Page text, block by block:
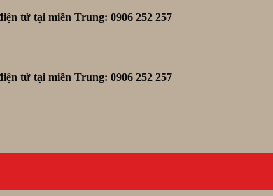
tử tại miền Trung: 0906 252 257
tử tại miền Trung: 0906 252 257